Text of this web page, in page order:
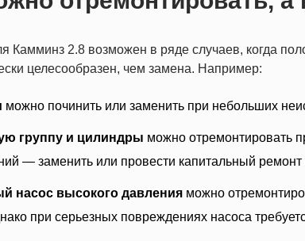
Камминз 2.8 возможен в ряде случаев, когда
целесообразен, чем замена. Например:
можно починить или заменить при небольших
группу и цилиндры можно отремонтировать
— заменить или провести капитальный ремонт
насос высокого давления можно
при серьезных повреждениях насоса